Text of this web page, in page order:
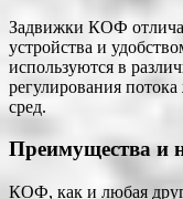
Задвижки КОФ
устройства и
используются в
регулирования
сред.
Преимущества и
КОФ, как и любая